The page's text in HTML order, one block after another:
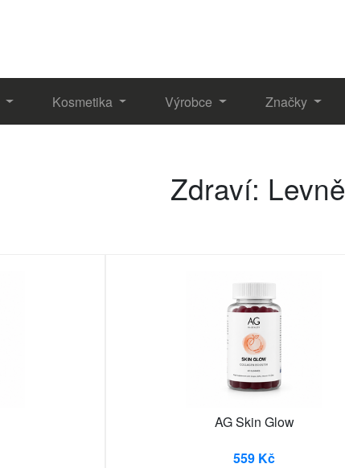
Kosmetika Výrobce Značky
Zdraví: Levně
AG Skin Glow
559 Kč